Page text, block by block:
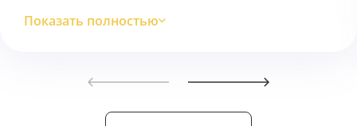
Показать полностью